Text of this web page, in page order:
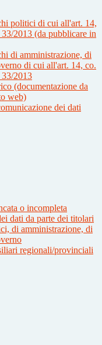
politici di cui all'art. 14,
2013 (da pubblicare in
di amministrazione, di
di cui all'art. 14, co.
2013
(documentazione da
web)
dei dati
o incompleta
dati da parte dei titolari
di amministrazione, di
regionali/provinciali